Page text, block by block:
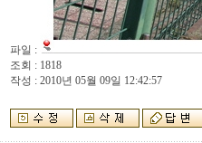
파일 :
조회 : 1818
작성 : 2010년 05월 09일 12:42:57